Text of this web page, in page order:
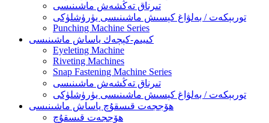
تىرناق تەڭشەش ماشىنىسى
توربېكەت / بەلۋاغ كېسىش ماشىنىسى يۈرۈشلۈكى
Punching Machine Series
كىيىم-كېچەك ياساش ماشىنىسى
Eyeleting Machine
Riveting Machines
Snap Fastening Machine Series
تىرناق تەڭشەش ماشىنىسى
توربېكەت / بەلۋاغ كېسىش ماشىنىسى يۈرۈشلۈكى
ھۆججەت قىسقۇچ ياساش ماشىنىسى
ھۆججەت قىسقۇچ